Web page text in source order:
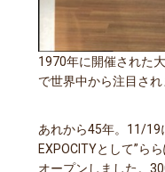
1970年に開催された
で世界中から注目され
あれから45年。11/19
EXPOCITYとして”ら
オープンしました。